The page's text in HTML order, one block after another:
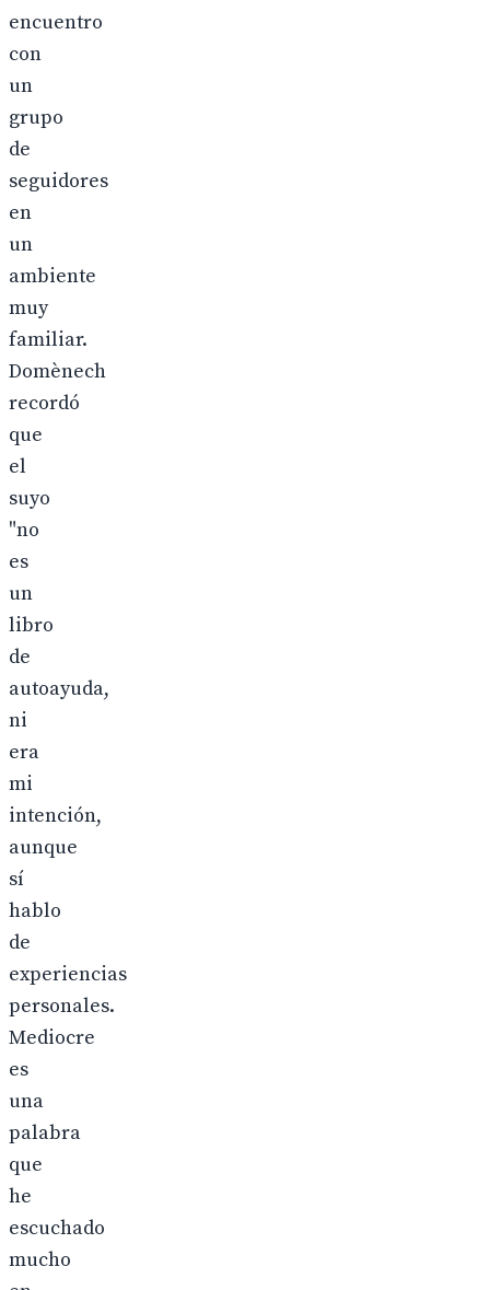
encuentro
con
un
grupo
de
seguidores
en
un
ambiente
muy
familiar.
Domènech
recordó
que
el
suyo
"no
es
un
libro
de
autoayuda,
ni
era
mi
intención,
aunque
sí
hablo
de
experiencias
personales.
Mediocre
es
una
palabra
que
he
escuchado
mucho